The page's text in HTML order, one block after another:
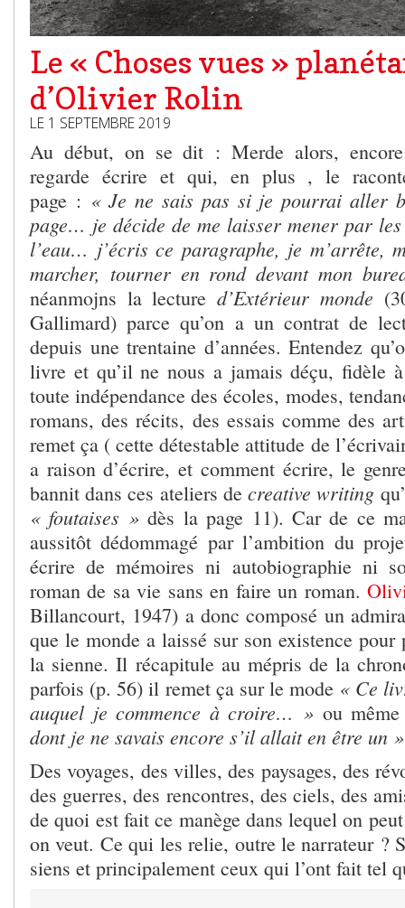
Le « Choses vues »
d’Olivier Rolin
LE 1 SEPTEMBRE 2019
Au début, on se dit : Merde alors,
regarde écrire et qui, en plus , le
page : « Je ne sais pas si je pourrai aller
page… je décide de me laisser mener par
l’eau… j’écris ce paragraphe, je m’arrête,
marcher, tourner en rond devant mon
néanmojns la lecture d’Extérieur monde
Gallimard) parce qu’on a un contrat de
depuis une trentaine d’années. Entendez
livre et qu’il ne nous a jamais déçu, fidèle
toute indépendance des écoles, modes,
romans, des récits, des essais comme des
remet ça ( cette détestable attitude de
a raison d’écrire, et comment écrire, le
bannit dans ces ateliers de creative writing
« foutaises »dès la page 11). Car de ce
aussitôt dédommagé par l’ambition du
écrire de mémoires ni autobiographie ni
roman de sa vie sans en faire un roman.
Billancourt, 1947) a donc composé un
que le monde a laissé sur son existence pour
la sienne. Il récapitule au mépris de la
parfois (p. 56) il remet ça sur le mode « Ce
auquel je commence à croire… »ou
dont je ne savais encore s’il allait en être un
Des voyages, des villes, des paysages, des
des guerres, des rencontres, des ciels, des
de quoi est fait ce manège dans lequel on
on veut. Ce qui les relie, outre le narrateur ?
siens et principalement ceux qui l’ont fait tel